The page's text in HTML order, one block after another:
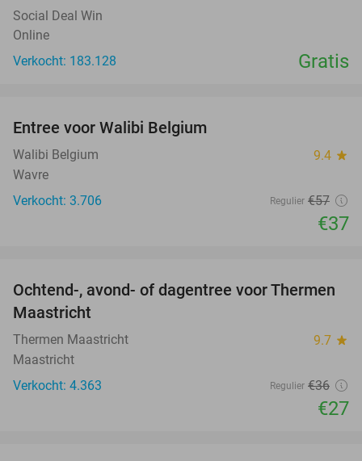
Social Deal Win
Online
Verkocht: 183.128
Gratis
Entree voor Walibi Belgium
Walibi Belgium 9.4 star
Wavre
Verkocht: 3.706
Regulier €57
€37
25%
Ochtend-, avond- of dagentree voor Thermen
Maastricht
Thermen Maastricht 9.7 star
Maastricht
Verkocht: 4.363
Regulier €36
€27